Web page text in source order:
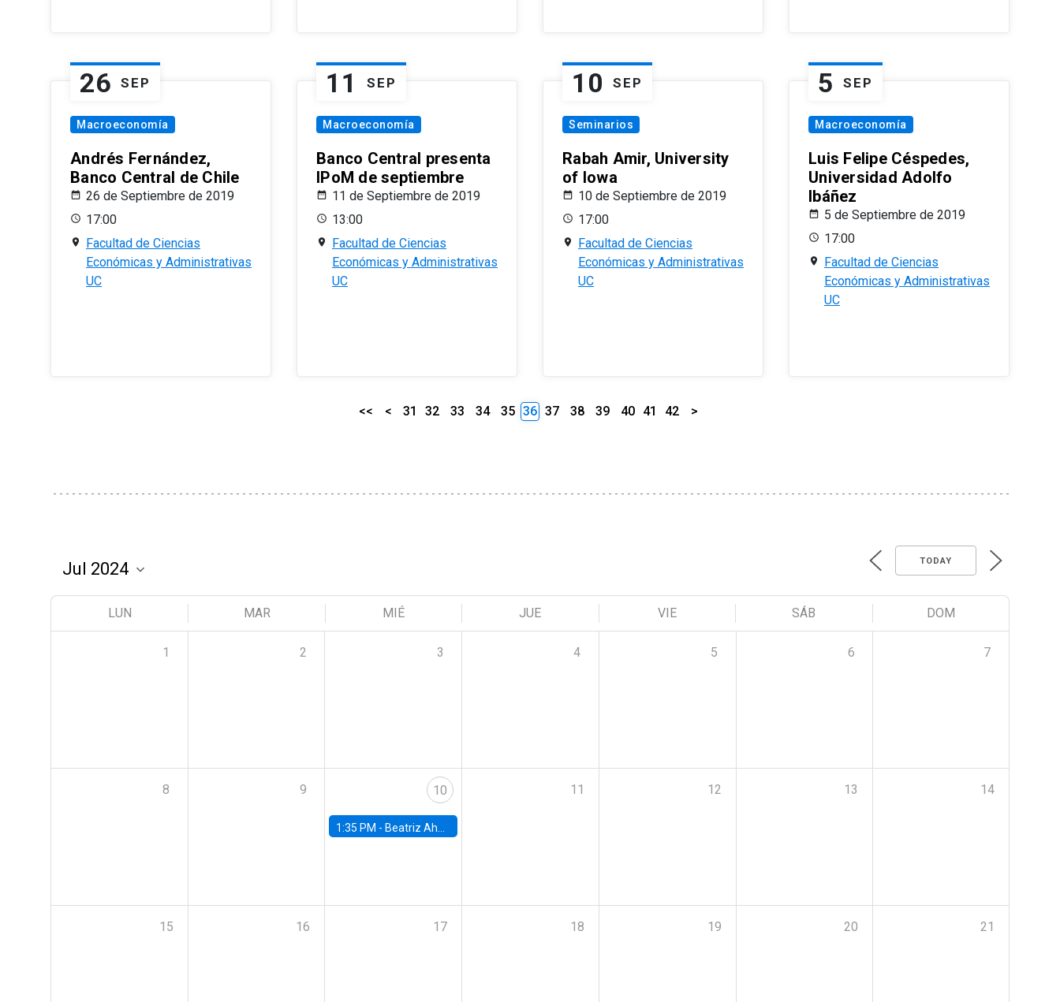
26 SEP
Macroeconomía
Andrés Fernández,
Banco Central de Chile
26 de Septiembre de 2019
17:00
Facultad de Ciencias
Económicas y Administrativas
UC
11 SEP
Macroeconomía
Banco Central presenta
IPoM de septiembre
11 de Septiembre de 2019
13:00
Facultad de Ciencias
Económicas y Administrativas
UC
10 SEP
Seminarios
Rabah Amir, University
of Iowa
10 de Septiembre de 2019
17:00
Facultad de Ciencias
Económicas y Administrativas
UC
5 SEP
Macroeconomía
Luis Felipe Céspedes,
Universidad Adolfo
Ibáñez
5 de Septiembre de 2019
17:00
Facultad de Ciencias
Económicas y Administrativas
UC
<< < 31 32 33 34 35 36 37 38 39 40 41 42 >
TODAY
LUN MAR MIÉ JUE VIE SÁB DOM
1 2 3 4 5 6 7
8 9 10
1:35 PM - Beatriz Ahumada, PhD candidate, Universidad de Pittsburgh
11 12 13 14
15 16 17 18 19 20 21